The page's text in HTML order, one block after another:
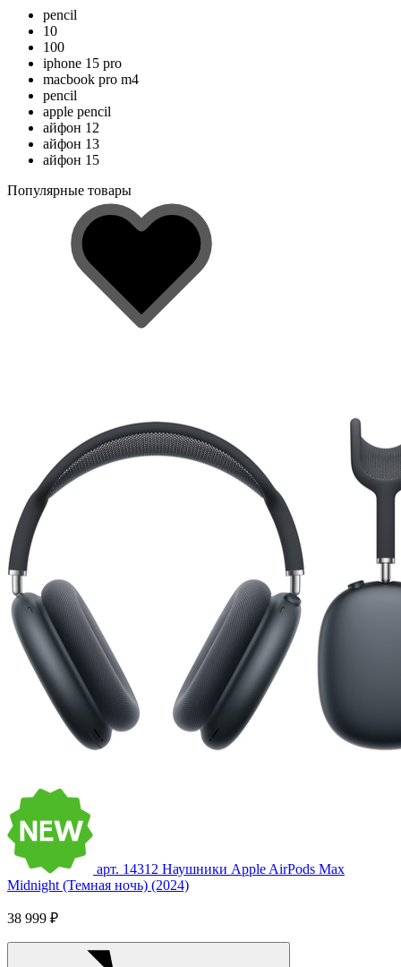
pencil
10
100
iphone 15 pro
macbook pro m4
pencil
apple pencil
айфон 12
айфон 13
айфон 15
Популярные товары
арт. 14312 Наушники Apple AirPods Max
Midnight (Темная ночь) (2024)
38 999 ₽